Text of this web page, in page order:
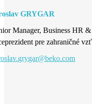
GRYGAR
Manager, Business HR
pre zahraničné